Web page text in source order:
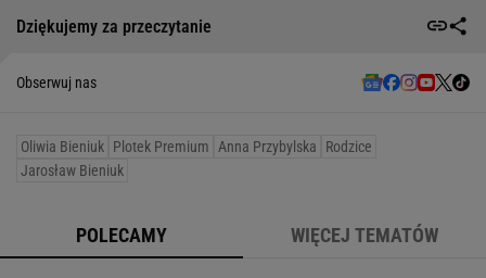
Dziękujemy za przeczytanie
Obserwuj nas
Oliwia Bieniuk Plotek Premium Anna Przybylska
Rodzice
Jarosław Bieniuk
POLECAMY WIĘCEJ TEMATÓW